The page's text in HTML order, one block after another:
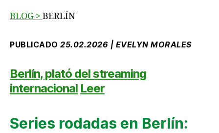
BLOG > BERLÍN
PUBLICADO 25.02.2026 | EVELYN MORALES
Berlín, plató del streaming
internacional Leer
Series rodadas en Berlín: